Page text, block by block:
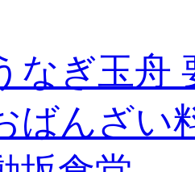
なぎ玉舟
ばんざい